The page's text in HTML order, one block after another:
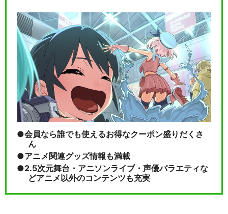
会員なら誰でも使えるお得なクーポン盛りだくさ
ん
アニメ関連グッズ情報も満載
2.5次元舞台・アニソンライブ・声優バラエティな
どアニメ以外のコンテンツも充実